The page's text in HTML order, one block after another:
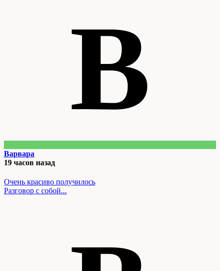
В
Варвара
19 часов назад
Очень красиво получилось
Разговор с собой...